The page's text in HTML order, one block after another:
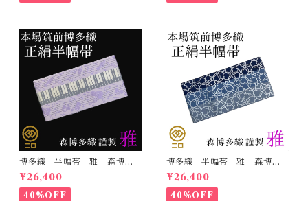
博多織 半幅帯 雅 森博多
織 正絹 リバーシブル 長
さ/3m78cm 日本製 和装
小袋帯 半巾帯
¥26,400
40%OFF
博多織 半幅帯 雅 森博多
織 正絹 リバーシブル 長
さ/3m78cm 日本製 和装
小袋帯 半巾帯
¥26,400
40%OFF